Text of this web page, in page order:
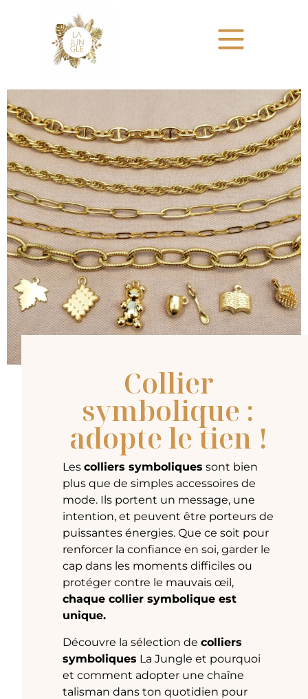
Collier
symbolique :
adopte le tien !
Lescolliers symboliques sont bien
plus que de simples accessoires de
mode. Ils portent un message, une
intention, et peuvent être porteurs de
puissantes énergies. Que ce soit pour
renforcer la confiance en soi, garder le
cap dans les moments difficiles ou
protéger contre le mauvais œil,
chaque collier symbolique est
unique.
Découvre la sélection decolliers
symboliques La Jungle et pourquoi
et comment adopter une chaîne
talisman dans ton quotidien pour